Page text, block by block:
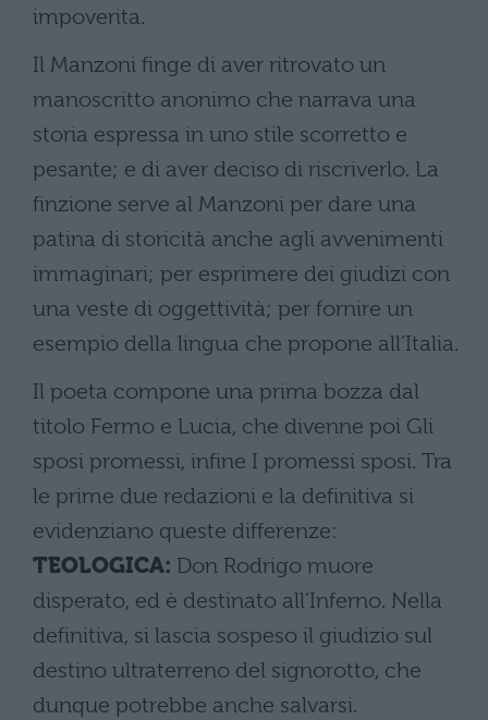
impoverita.
Il Manzoni finge di aver ritrovato un
manoscritto anonimo che narrava una
storia espressa in uno stile scorretto e
pesante; e di aver deciso di riscriverlo. La
finzione serve al Manzoni per dare una
patina di storicità anche agli avvenimenti
immaginari; per esprimere dei giudizi con
una veste di oggettività; per fornire un
esempio della lingua che propone all’Italia.
Il poeta compone una prima bozza dal
titolo Fermo e Lucia, che divenne poi Gli
sposi promessi, infine I promessi sposi. Tra
le prime due redazioni e la definitiva si
evidenziano queste differenze:
TEOLOGICA: Don Rodrigo muore
disperato, ed è destinato all’Inferno. Nella
definitiva, si lascia sospeso il giudizio sul
destino ultraterreno del signorotto, che
dunque potrebbe anche salvarsi.